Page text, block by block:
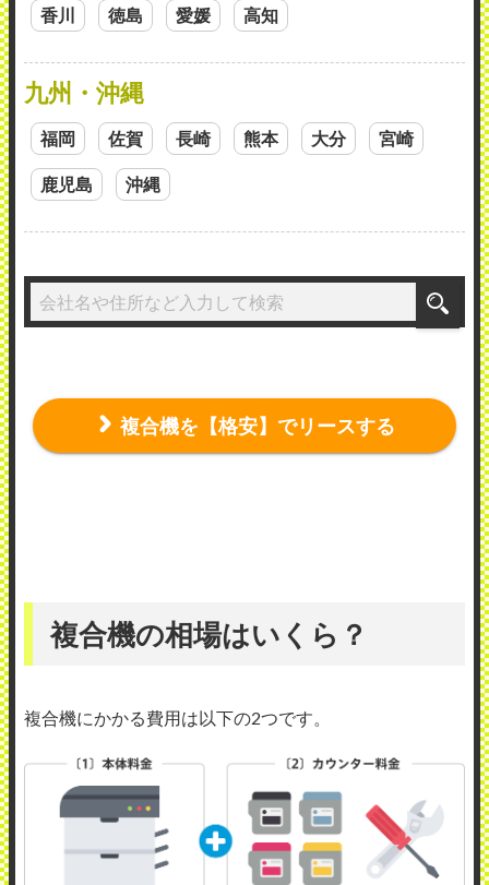
香川 徳島 愛媛 高知
九州・沖縄
福岡 佐賀 長崎 熊本 大分 宮崎
鹿児島 沖縄
複合機を【格安】でリースする
複合機の相場はいくら？
複合機にかかる費用は以下の2つです。